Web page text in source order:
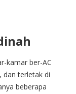
kamar ber-AC
dan terletak di
beberapa